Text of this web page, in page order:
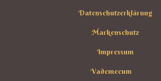
Datenschutzerklärung
Markenschutz
Impressum
Vademecum